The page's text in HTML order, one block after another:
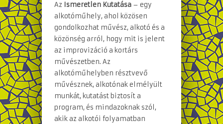
Az Ismeretlen Kutatása – egy
alkotóműhely, ahol közösen
gondolkozhat művész, alkotó és a
közönség arról, hogy mit is jelent
az improvizáció a kortárs
művészetben. Az
alkotóműhelyben résztvevő
művésznek, alkotónak elmélyült
munkát, kutatást biztosít a
program, és mindazoknak szól,
akik az alkotói folyamatban